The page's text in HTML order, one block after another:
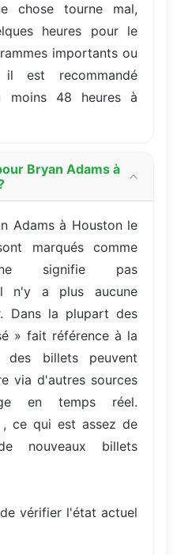
chose tourne mal,
heures pour le
importants ou
est recommandé
moins 48 heures à
Bryan Adams à
Adams à Houston le
marqués comme
signifie pas
n'y a plus aucune
Dans la plupart des
» fait référence à la
des billets peuvent
via d'autres sources
en temps réel.
, ce qui est assez de
nouveaux billets
vérifier l'état actuel